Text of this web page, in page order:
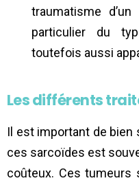
traumatisme
particulier du
toutefois aussi
Les différents
Il est important de bien
ces sarcoïdes est
coûteux. Ces tumeurs